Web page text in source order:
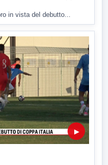
in vista del debutto...
▶